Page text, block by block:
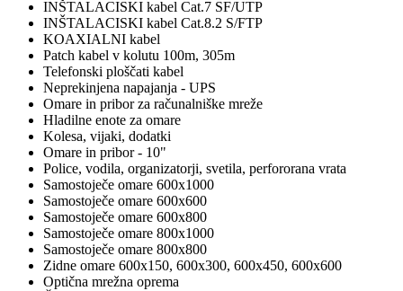
INŠTALACISKI kabel Cat.7 SF/UTP
INŠTALACISKI kabel Cat.8.2 S/FTP
KOAXIALNI kabel
Patch kabel v kolutu 100m, 305m
Telefonski ploščati kabel
Neprekinjena napajanja - UPS
Omare in pribor za računalniške mreže
Hladilne enote za omare
Kolesa, vijaki, dodatki
Omare in pribor - 10"
Police, vodila, organizatorji, svetila, perfororana vrata
Samostoječe omare 600x1000
Samostoječe omare 600x600
Samostoječe omare 600x800
Samostoječe omare 800x1000
Samostoječe omare 800x800
Zidne omare 600x150, 600x300, 600x450, 600x600
Optična mrežna oprema